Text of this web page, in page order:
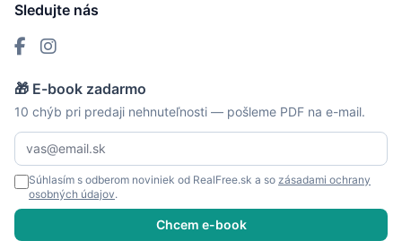
Sledujte nás
🎁 E-book zadarmo
10 chýb pri predaji nehnuteľnosti — pošleme PDF na e-mail.
Súhlasím s odberom noviniek od RealFree.sk a so zásadami ochrany
osobných údajov.
Chcem e-book